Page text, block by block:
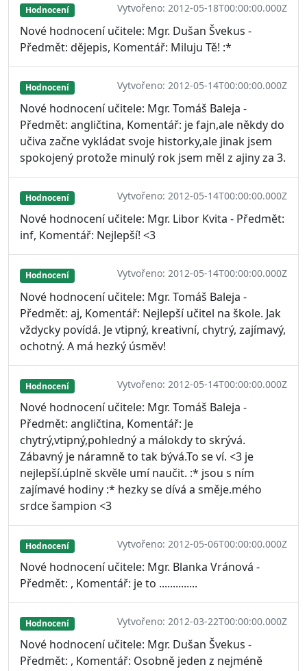
Hodnocení Vytvořeno: 2012-05-18T00:00:00.000Z
Nové hodnocení učitele: Mgr. Dušan Švekus -
Předmět: dějepis, Komentář: Miluju Tě! :*
Hodnocení Vytvořeno: 2012-05-14T00:00:00.000Z
Nové hodnocení učitele: Mgr. Tomáš Baleja -
Předmět: angličtina, Komentář: je fajn,ale někdy do
učiva začne vykládat svoje historky,ale jinak jsem
spokojený protože minulý rok jsem měl z ajiny za 3.
Hodnocení Vytvořeno: 2012-05-14T00:00:00.000Z
Nové hodnocení učitele: Mgr. Libor Kvita - Předmět:
inf, Komentář: Nejlepší! <3
Hodnocení Vytvořeno: 2012-05-14T00:00:00.000Z
Nové hodnocení učitele: Mgr. Tomáš Baleja -
Předmět: aj, Komentář: Nejlepší učitel na škole. Jak
vždycky povídá. Je vtipný, kreativní, chytrý, zajímavý,
ochotný. A má hezký úsměv!
Hodnocení Vytvořeno: 2012-05-14T00:00:00.000Z
Nové hodnocení učitele: Mgr. Tomáš Baleja -
Předmět: angličtina, Komentář: Je
chytrý,vtipný,pohledný a málokdy to skrývá.
Zábavný je náramně to tak bývá.To se ví. <3 je
nejlepší.úplně skvěle umí naučit. :* jsou s ním
zajímavé hodiny :* hezky se dívá a směje.mého
srdce šampion <3
Hodnocení Vytvořeno: 2012-05-06T00:00:00.000Z
Nové hodnocení učitele: Mgr. Blanka Vránová -
Předmět: , Komentář: je to ..............
Hodnocení Vytvořeno: 2012-03-22T00:00:00.000Z
Nové hodnocení učitele: Mgr. Dušan Švekus -
Předmět: , Komentář: Osobně jeden z nejméně